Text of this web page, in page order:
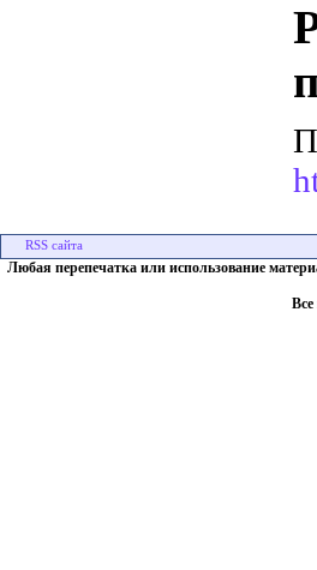
Любая перепечатка или использование